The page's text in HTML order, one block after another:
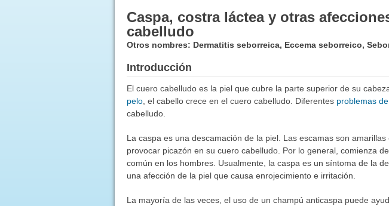
aquí:
Caspa, costra láctea y otras
cabelludo
Otros nombres: Dermatitis seborreica, Eccema seborreico,
Introducción
El cuero cabelludo es la piel que cubre la parte superior de su
pelo, el cabello crece en el cuero cabelludo. Diferentes problemas
cabelludo.
La caspa es una descamación de la piel. Las escamas son
provocar picazón en su cuero cabelludo. Por lo general, comienza
común en los hombres. Usualmente, la caspa es un síntoma de la
una afección de la piel que causa enrojecimiento e irritación.
La mayoría de las veces, el uso de un champú anticaspa puede